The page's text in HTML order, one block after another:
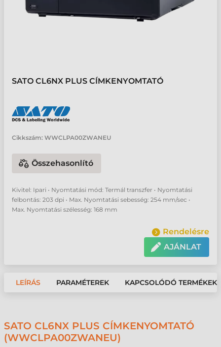
SATO CL6NX PLUS CÍMKENYOMTATÓ
Cikkszám: WWCLPA00ZWANEU
Összehasonlító
Kivitel: Ipari • Nyomtatási mód: Termál transzfer • Nyomtatási
felbontás: 203 dpi • Max. Nyomtatási sebesség: 254 mm/sec •
Max. Nyomtatási szélesség: 168 mm
Rendelésre
AJÁNLAT
LEÍRÁS PARAMÉTEREK KAPCSOLÓDÓ TERMÉKEK
SATO CL6NX PLUS CÍMKENYOMTATÓ
(WWCLPA00ZWANEU)